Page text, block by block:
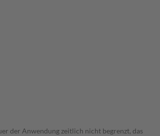
der Anwendung zeitlich nicht begrenzt, das